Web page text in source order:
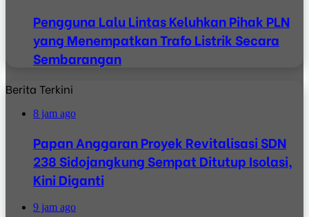
Pengguna Lalu Lintas Keluhkan Pihak PLN
yang Menempatkan Trafo Listrik Secara
Sembarangan
Berita Terkini
8 jam ago
Papan Anggaran Proyek Revitalisasi SDN
238 Sidojangkung Sempat Ditutup Isolasi,
Kini Diganti
9 jam ago